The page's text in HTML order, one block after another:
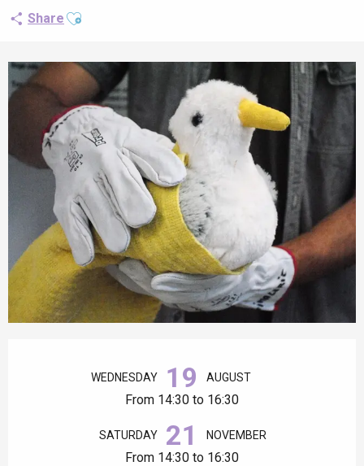
Share Ajouter aux favoris
WEDNESDAY 19 AUGUST
From 14:30 to 16:30
SATURDAY 21 NOVEMBER
From 14:30 to 16:30